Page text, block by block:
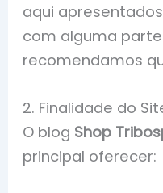
aqui
com alguma
recomendamos
2. Finalidade do
O blog Shop
principal oferecer: